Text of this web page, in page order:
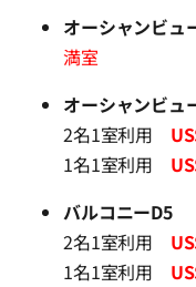
オーシャンビュ
満室
オーシャンビュ
2名1室利用
1名1室利用
バルコニーD5
2名1室利用
1名1室利用